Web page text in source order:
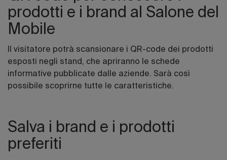
prodotti e i brand al Salone del
Mobile
Il visitatore potrà scansionare i QR-code dei prodotti
esposti negli stand, che apriranno le schede
informative pubblicate dalle aziende. Sarà così
possibile scoprirne tutte le caratteristiche.
Salva i brand e i prodotti
preferiti